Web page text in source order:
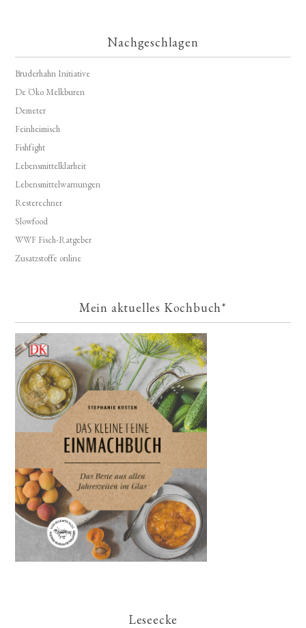
Nachgeschlagen
Bruderhahn Initiative
De Öko Melkburen
Demeter
Feinheimisch
Fishfight
Lebensmittelklarheit
Lebensmittelwarnungen
Resterechner
Slowfood
WWF Fisch-Ratgeber
Zusatzstoffe online
Mein aktuelles Kochbuch*
Leseecke